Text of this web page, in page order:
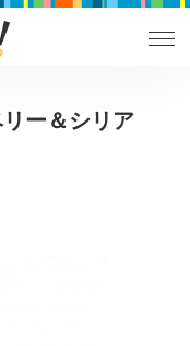
ー＆シリア